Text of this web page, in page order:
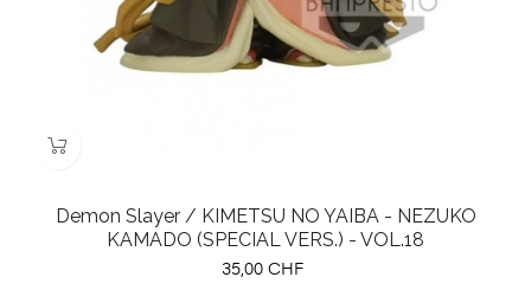
Demon Slayer / KIMETSU NO YAIBA - NEZUKO
KAMADO (SPECIAL VERS.) - VOL.18
Preis
35,00 CHF